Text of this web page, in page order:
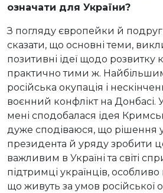
означати для України?
З погляду європейки й
сказати, що основні теми,
позитивні ідеї щодо розвитку
практично тими ж.
російська окупація і
воєнний конфлікт на Донбасі.
мені сподобалася ідея
дуже сподіваюся, що рішення
президента й уряду зробити
важливим в Україні та світі
підтримці українців,
що живуть за умов російської